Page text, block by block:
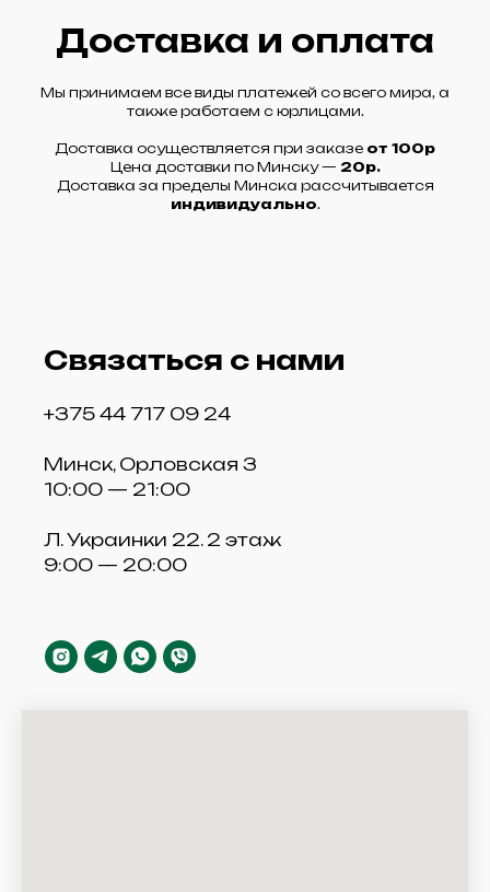
Доставка и оплата
Мы принимаем все виды платежей со всего мира, а
также работаем с юрлицами.
Доставка осуществляется при заказе от 100р
Цена доставки по Минску — 20р.
Доставка за пределы Минска рассчитывается
индивидуально.
Связаться с нами
+375 44 717 09 24
Минск, Орловская 3
10:00 — 21:00
Л. Украинки 22. 2 этаж
9:00 — 20:00